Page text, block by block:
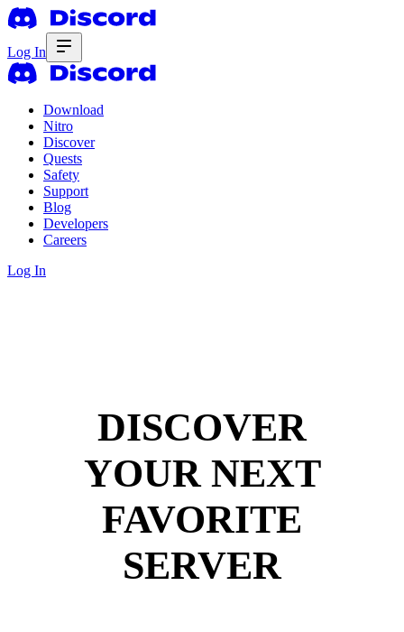
Log In
Download
Nitro
Discover
Quests
Safety
Support
Blog
Developers
Careers
Log In
DISCOVER
YOUR NEXT
FAVORITE
SERVER